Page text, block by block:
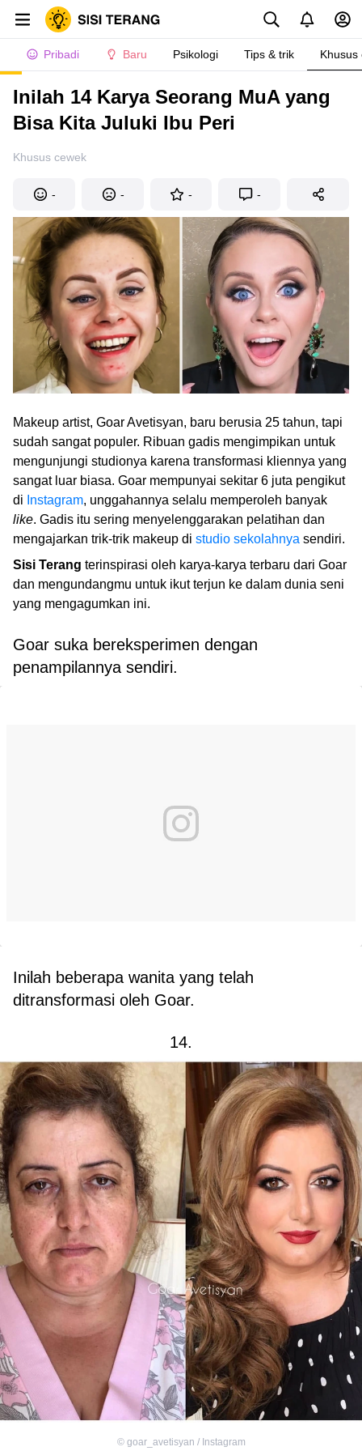
Pribadi Baru Psikologi Tips & trik Khusus
Inilah 14 Karya Seorang MuA yang
Bisa Kita Juluki Ibu Peri
Khusus cewek
- - - -
Makeup artist, Goar Avetisyan, baru berusia 25 tahun, tapi
sudah sangat populer. Ribuan gadis mengimpikan untuk
mengunjungi studionya karena transformasi kliennya yang
sangat luar biasa. Goar mempunyai sekitar 6 juta pengikut
di Instagram, unggahannya selalu memperoleh banyak
like. Gadis itu sering menyelenggarakan pelatihan dan
mengajarkan trik-trik makeup di studio sekolahnya sendiri.
Sisi Terang terinspirasi oleh karya-karya terbaru dari Goar
dan mengundangmu untuk ikut terjun ke dalam dunia seni
yang mengagumkan ini.
Goar suka bereksperimen dengan
penampilannya sendiri.
Inilah beberapa wanita yang telah
ditransformasi oleh Goar.
14.
© goar_avetisyan / Instagram